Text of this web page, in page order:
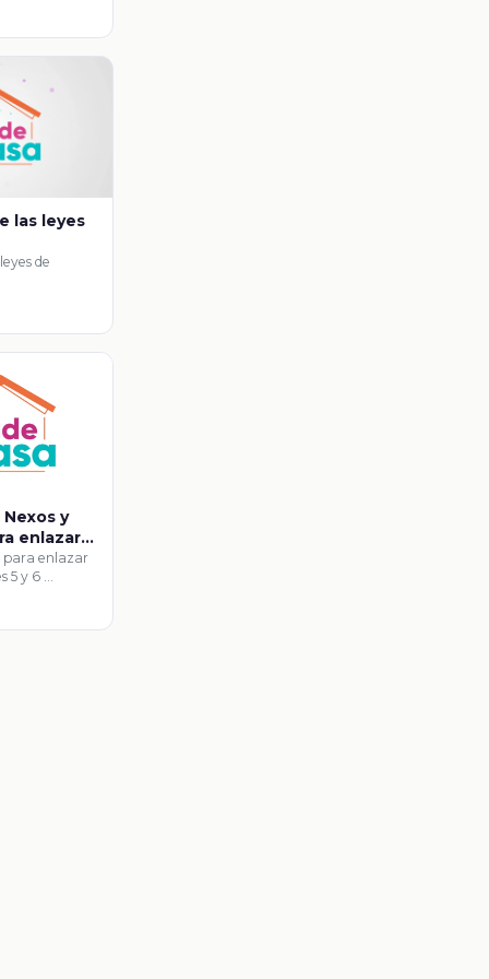
las leyes
de
Nexos y
enlazar
para enlazar
5 y 6 …